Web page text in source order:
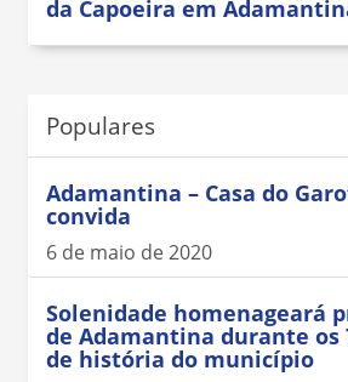
da Capoeira em
Populares
Adamantina – Casa do
convida
6 de maio de 2020
Solenidade homenageará
de Adamantina durante os
de história do município